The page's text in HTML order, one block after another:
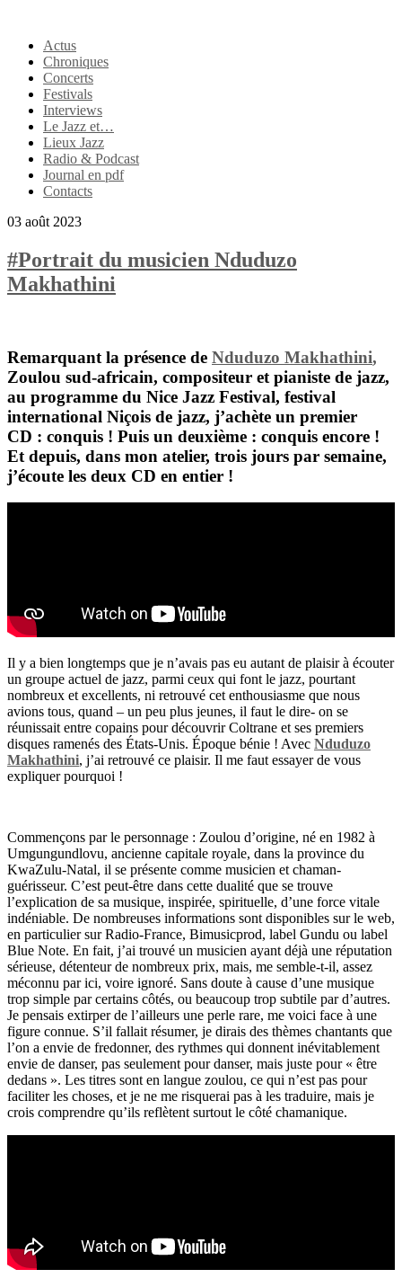
Actus
Chroniques
Concerts
Festivals
Interviews
Le Jazz et…
Lieux Jazz
Radio & Podcast
Journal en pdf
Contacts
03 août 2023
#Portrait du musicien Nduduzo
Makhathini
Remarquant la présence de Nduduzo Makhathini,
Zoulou sud-africain, compositeur et pianiste de jazz,
au programme du Nice Jazz Festival, festival
international Niçois de jazz, j’achète un premier
CD : conquis ! Puis un deuxième : conquis encore !
Et depuis, dans mon atelier, trois jours par semaine,
j’écoute les deux CD en entier !
Il y a bien longtemps que je n’avais pas eu autant de plaisirà écouter
un groupe actuel de jazz, parmi ceux qui font le jazz, pourtant
nombreux et excellents, ni retrouvé cet enthousiasme que nous
avions tous, quand – un peu plus jeunes, il faut le dire- on se
réunissait entre copains pour découvrirColtrane et ses premiers
disques ramenés des États-Unis. Époque bénie ! Avec Nduduzo
Makhathini, j’ai retrouvé ce plaisir. Il me faut essayer de vous
expliquer pourquoi !
Commençons par le personnage : Zoulou d’origine, né en 1982 à
Umgungundlovu, ancienne capitale royale, dans la province du
KwaZulu-Natal, il se présente comme musicien et chaman-
guérisseur. C’est peut-être dans cette dualité que se trouve
l’explication de sa musique, inspirée, spirituelle, d’une force vitale
indéniable. De nombreuses informations sont disponibles sur le web,
en particulier sur Radio-France, Bimusicprod, label Gundu ou label
Blue Note. En fait, j’ai trouvé un musicien ayant déjà une réputation
sérieuse, détenteur de nombreux prix, mais, me semble-t-il, assez
méconnu par ici, voire ignoré. Sans doute à cause d’une musique
trop simple par certains côtés, ou beaucoup trop subtile par d’autres.
Je pensais extirper de l’ailleurs une perle rare, me voici face à une
figure connue. S’il fallait résumer, je dirais des thèmes chantants que
l’on a envie de fredonner, des rythmes qui donnent inévitablement
envie de danser, pas seulement pour danser, mais juste pour « être
dedans ». Les titres sont en langue zoulou, ce qui n’est pas pour
faciliter les choses, et je ne me risquerai pas à les traduire, mais je
crois comprendre qu’ils reflètent surtout le côté chamanique.